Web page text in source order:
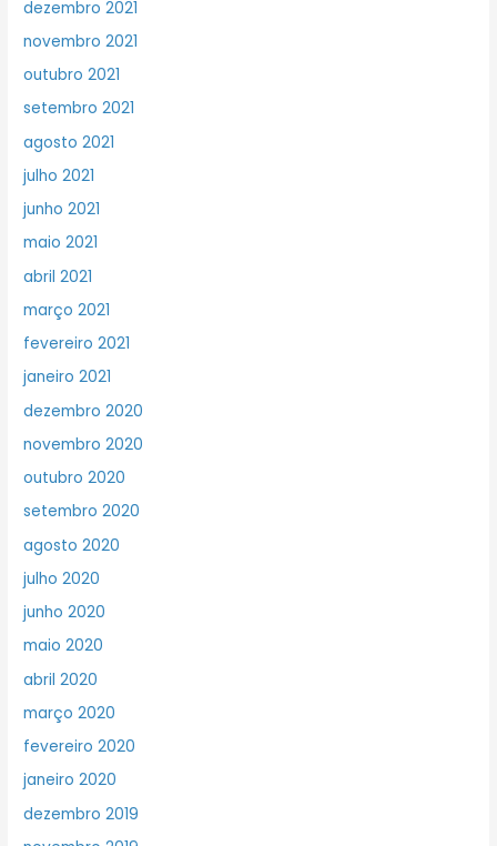
dezembro 2021
novembro 2021
outubro 2021
setembro 2021
agosto 2021
julho 2021
junho 2021
maio 2021
abril 2021
março 2021
fevereiro 2021
janeiro 2021
dezembro 2020
novembro 2020
outubro 2020
setembro 2020
agosto 2020
julho 2020
junho 2020
maio 2020
abril 2020
março 2020
fevereiro 2020
janeiro 2020
dezembro 2019